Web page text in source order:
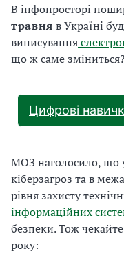
В інфопросторі
травня в Україні
виписування
що ж саме зміниться?
Цифрові
МОЗ наголосило, що
кіберзагроз та в
рівня захисту
інформаційних
безпеки. Тож
року: